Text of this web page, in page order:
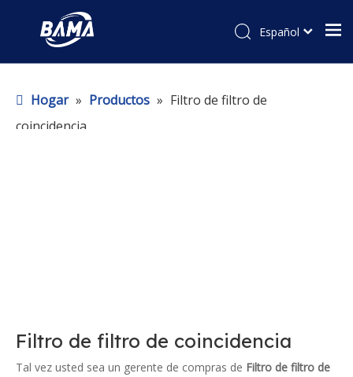
Español
Hogar » Productos » Filtro de filtro de
coincidencia
Filtro de filtro de coincidencia
Tal vez usted sea un gerente de compras de Filtro de filtro de